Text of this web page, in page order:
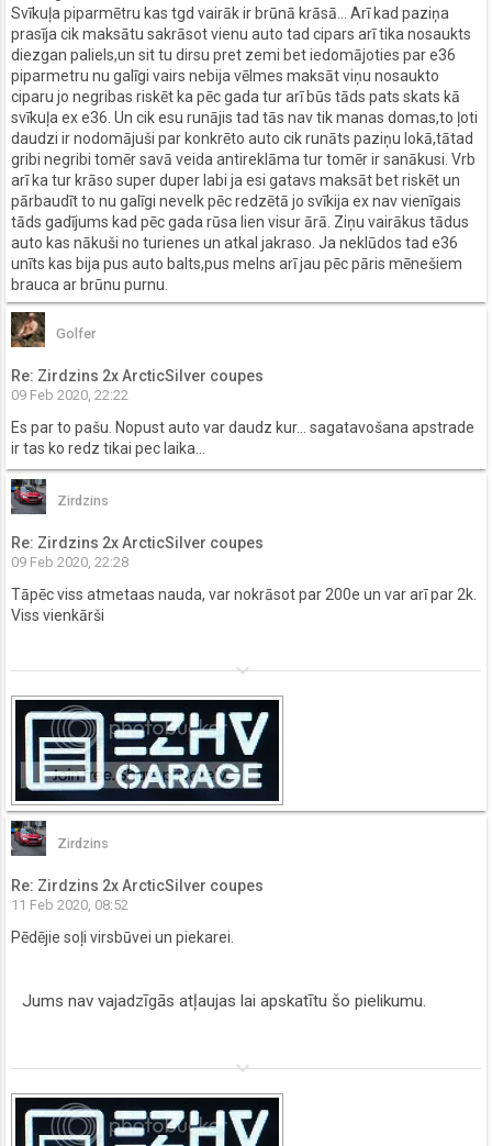
Svīkuļa piparmētru kas tgd vairāk ir brūnā krāsā... Arī kad paziņa
prasīja cik maksātu sakrāsot vienu auto tad cipars arī tika nosaukts
diezgan paliels,un sit tu dirsu pret zemi bet iedomājoties par e36
piparmetru nu galīgi vairs nebija vēlmes maksāt viņu nosaukto
ciparu jo negribas riskēt ka pēc gada tur arī būs tāds pats skats kā
svīkuļa ex e36. Un cik esu runājis tad tās nav tik manas domas,to ļoti
daudzi ir nodomājuši par konkrēto auto cik runāts paziņu lokā,tātad
gribi negribi tomēr savā veida antireklāma tur tomēr ir sanākusi. Vrb
arī ka tur krāso super duper labi ja esi gatavs maksāt bet riskēt un
pārbaudīt to nu galīgi nevelk pēc redzētā jo svīkija ex nav vienīgais
tāds gadījums kad pēc gada rūsa lien visur ārā. Ziņu vairākus tādus
auto kas nākuši no turienes un atkal jakraso. Ja neklūdos tad e36
unīts kas bija pus auto balts,pus melns arī jau pēc pāris mēnešiem
brauca ar brūnu purnu.
Golfer
Re: Zirdzins 2x ArcticSilver coupes
09 Feb 2020, 22:22
Es par to pašu. Nopust auto var daudz kur... sagatavošana apstrade
ir tas ko redz tikai pec laika...
Zirdzins
Re: Zirdzins 2x ArcticSilver coupes
09 Feb 2020, 22:28
Tāpēc viss atmetaas nauda, var nokrāsot par 200e un var arī par 2k.
Viss vienkārši
keyboard_arrow_down
Zirdzins
Re: Zirdzins 2x ArcticSilver coupes
11 Feb 2020, 08:52
Pēdējie soļi virsbūvei un piekarei.
Jums nav vajadzīgās atļaujas lai apskatītu šo pielikumu.
keyboard_arrow_down